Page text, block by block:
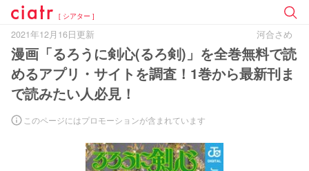
[ シアター ]
2021年12月16日更新 河合さめ
漫画「るろうに剣心(るろ剣)」を全巻無料で読
めるアプリ・サイトを調査！1巻から最新刊ま
で読みたい人必見！
このページにはプロモーションが含まれています